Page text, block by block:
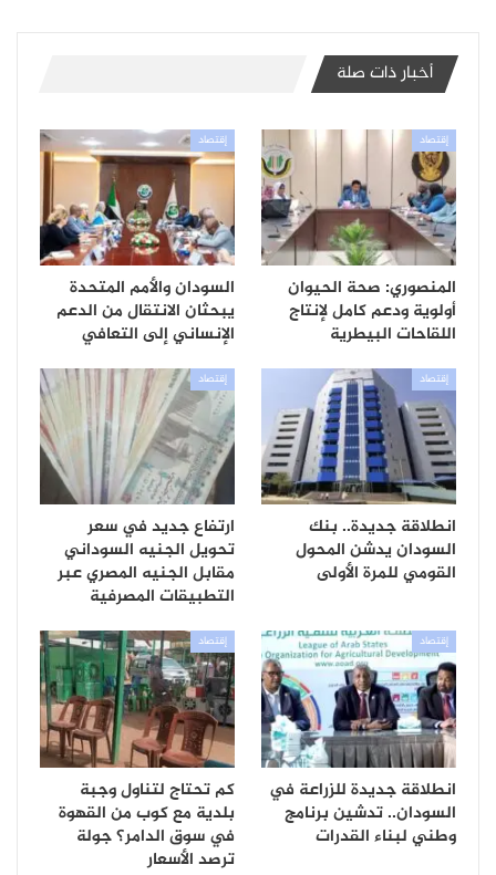
أخبار ذات صلة
إقتصاد
المنصوري: صحة الحيوان
أولوية ودعم كامل لإنتاج
اللقاحات البيطرية
إقتصاد
السودان والأمم المتحدة
يبحثان الانتقال من الدعم
الإنساني إلى التعافي
إقتصاد
انطلاقة جديدة.. بنك
السودان يدشن المحول
القومي للمرة الأولى
إقتصاد
ارتفاع جديد في سعر
تحويل الجنيه السوداني
مقابل الجنيه المصري عبر
التطبيقات المصرفية
إقتصاد
انطلاقة جديدة للزراعة في
السودان.. تدشين برنامج
وطني لبناء القدرات
إقتصاد
كم تحتاج لتناول وجبة
بلدية مع كوب من القهوة
في سوق الدامر؟ جولة
ترصد الأسعار